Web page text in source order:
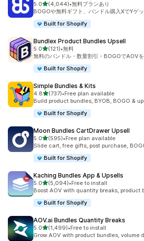
5.05つ星中
(4,044)
合計レビュー数：4044件
•無料プランあり
BOGOや無料ギフト、バンドル購入XでYゲ
Built for Shopify
Bundlex Product Bundles Upsell
5.05つ星中
(121)
合計レビュー数：121件
•無料
無料のバンドル・数量割引・BOGOでAOV
Built for Shopify
Simple Bundles & Kits
4.85つ星中
(737)
合計レビュー数：737件
•Free plan available
Build product bundles, BYOB, BOGO &
Built for Shopify
Moon Bundles CartDrawer Upsell
5.05つ星中
(595)
合計レビュー数：595件
•Free plan available
Slide cart, free gifts, post purchase,
Built for Shopify
Kaching Bundles App & Upsells
5.05つ星中
(5,094)
合計レビュー数：5094件
•Free to install
Boost AOV with quantity breaks, product
Built for Shopify
AOV.ai Bundles Quantity Breaks
5.05つ星中
(1,499)
合計レビュー数：1499件
•Free to install
Grow AOV with product bundles, volume